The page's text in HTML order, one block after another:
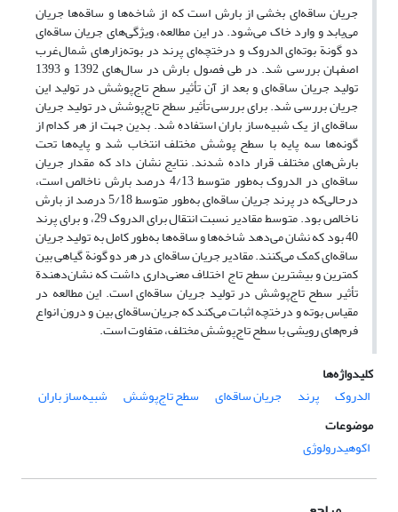
جریان ساقه‌ای بخشی از بارش است که از شاخه‌ها و ساقه‌ها جریان
می‌یابد و وارد خاک می‌شود. در این مطالعه، ویژگی‌های جریان ساقه‌ای
دو گونة بوته‌ای الدروک و درختچه‌ای پرند در بوته‌زارهای شمال‌غرب
اصفهان بررسی شد. در طی فصول بارش در سال‌های 1392 و 1393
تولید جریان‌ ساقه‌ای و بعد از آن تأثیر سطح تاج‌پوشش در تولید این
جریان بررسی شد. برای بررسی تأثیر سطح تاج‌پوشش در تولید جریان
ساقه‌ای از یک شبیه‌ساز باران استفاده شد. بدین ‌جهت از هر کدام از
گونه‌ها سه پایه با سطح پوشش مختلف انتخاب شد و پایه‌ها تحت
بارش‌های مختلف قرار داده شدند. نتایج نشان داد که مقدار جریان
ساقه‌ای در الدروک به‌طور متوسط 4/13 درصد بارش ناخالص است،
درحالی‌که در پرند جریان ساقه‌ای به‌طور متوسط 5/18 درصد از بارش
ناخالص بود. متوسط مقادیر نسبت انتقال برای الدروک 29، و برای پرند
40 بود که نشان می‌دهد شاخه‌ها و ساقه‌ها به‌طور کامل به تولید جریان
ساقه‌ای کمک می‌کنند. مقادیر جریان ساقه‌ای در هر دو گونة گیاهی بین
کمترین و بیشترین سطح تاج اختلاف معنی‌داری داشت که نشان‌دهندة
تأثیر سطح تاج‌پوشش در تولید جریان ساقه‌ای است. این مطالعه در
مقیاس بوته و درختچه اثبات می‌کند که جریان‌ساقه‌ای بین و درون انواع
فرم‌های رویشی با سطح تاج‌پوشش مختلف، متفاوت است.
کلیدواژه‌ها
الدروک
پرند جریان ساقه‌ای سطح تاج‌پوشش
شبیه‌ساز باران
موضوعات
اکوهیدرولوژی